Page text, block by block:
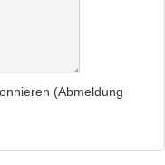
(Abmeldung